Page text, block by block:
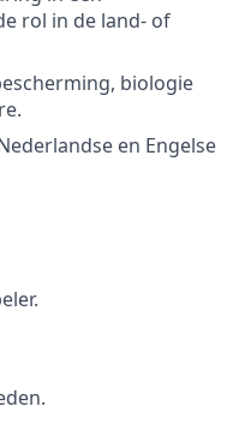
rol in de land- of
biologie
en Engelse